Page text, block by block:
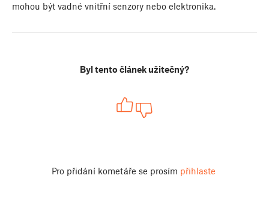
mohou být vadné vnitřní senzory nebo elektronika.
Byl tento článek užitečný?
Pro přidání kometáře se prosím přihlaste